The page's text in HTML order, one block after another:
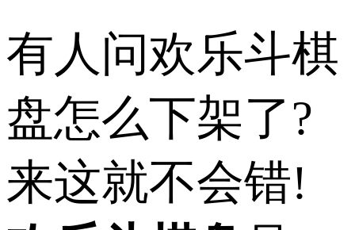
有人问欢乐斗棋
盘怎么下架了?
来这就不会错!